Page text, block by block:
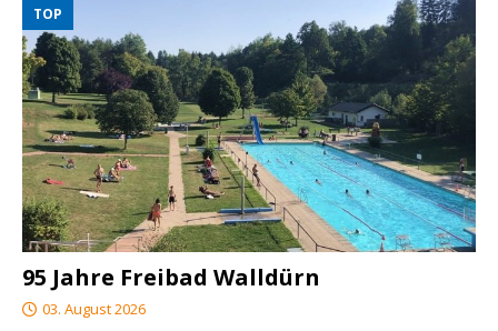
TOP
95 Jahre Freibad Walldürn
03. August 2026